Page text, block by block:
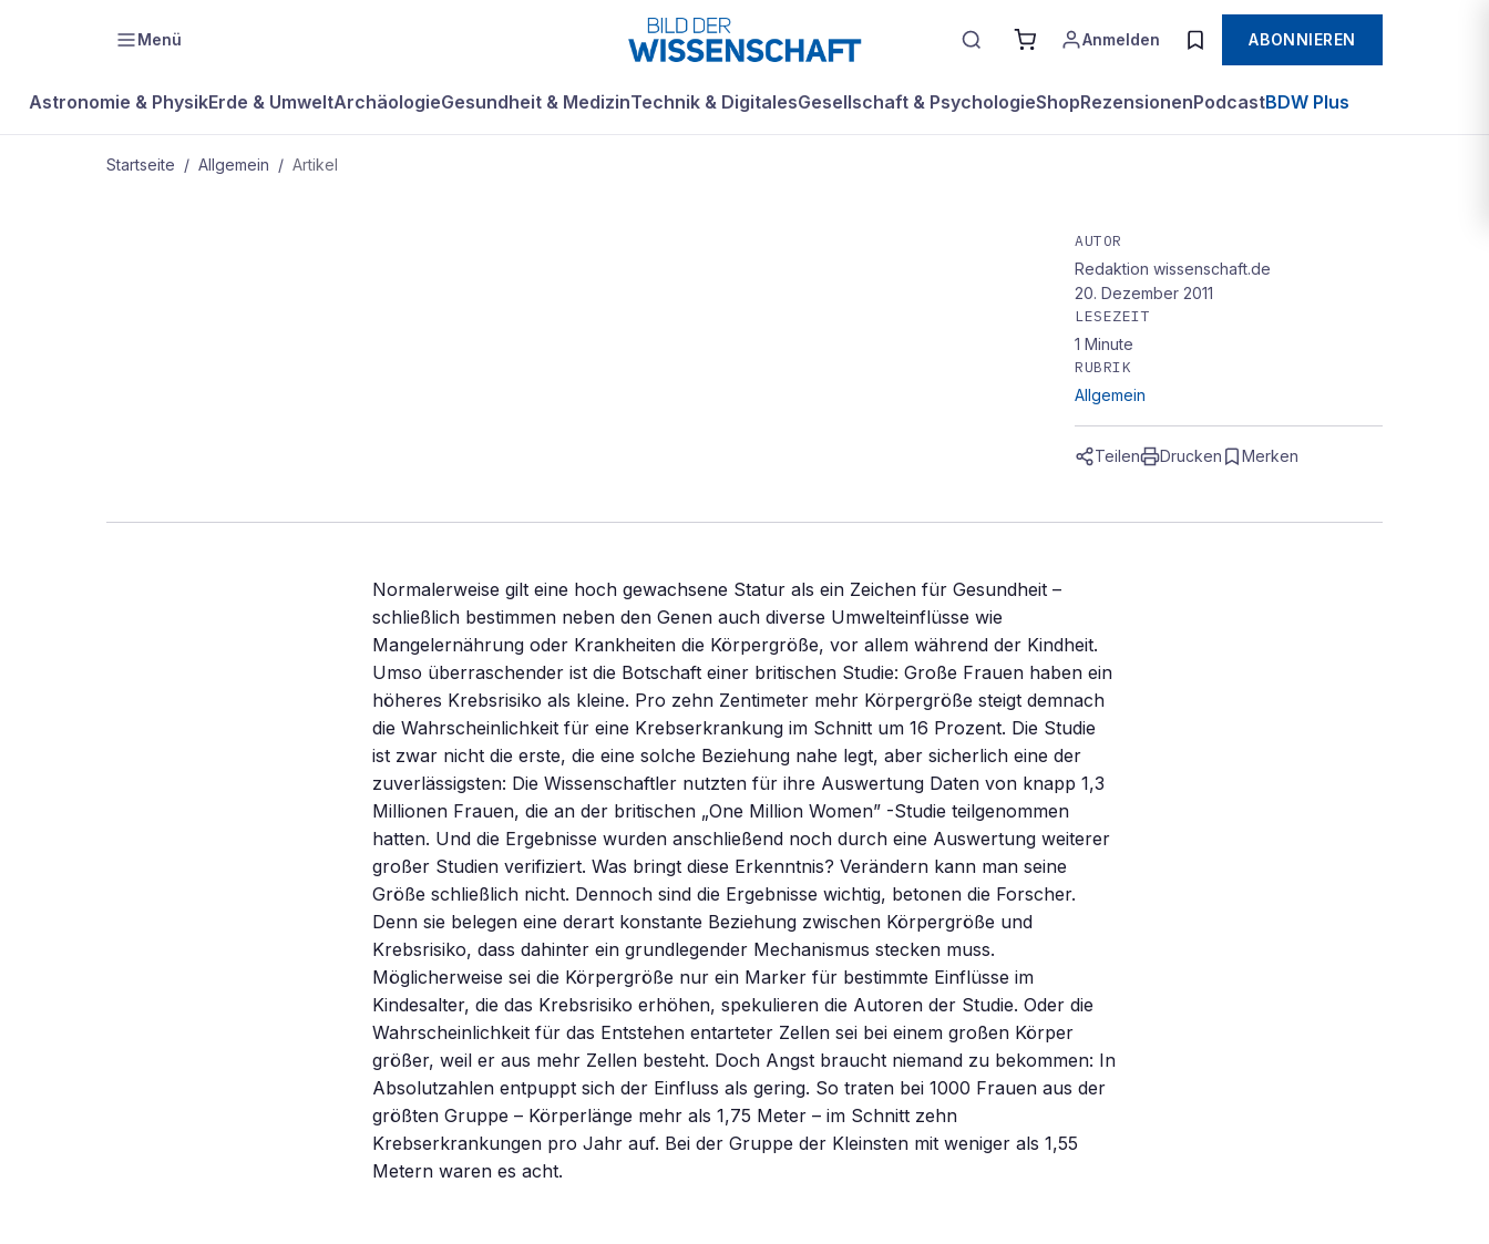
Menü Anmelden ABONNIEREN
Astronomie & PhysikErde & UmweltArchäologieGesundheit & MedizinTechnik & DigitalesGesellschaft & PsychologieShopRezensionenPodcastBDW Plus
Startseite / Allgemein / Artikel
AUTOR
Redaktion wissenschaft.de
20. Dezember 2011
LESEZEIT
1 Minute
RUBRIK
Allgemein
Teilen Drucken Merken
Normalerweise gilt eine hoch gewachsene Statur als ein Zeichen für Gesundheit –
schließlich bestimmen neben den Genen auch diverse Umwelteinflüsse wie
Mangelernährung oder Krankheiten die Körpergröße, vor allem während der Kindheit.
Umso überraschender ist die Botschaft einer britischen Studie: Große Frauen haben ein
höheres Krebsrisiko als kleine. Pro zehn Zentimeter mehr Körpergröße steigt demnach
die Wahrscheinlichkeit für eine Krebserkrankung im Schnitt um 16 Prozent. Die Studie
ist zwar nicht die erste, die eine solche Beziehung nahe legt, aber sicherlich eine der
zuverlässigsten: Die Wissenschaftler nutzten für ihre Auswertung Daten von knapp 1,3
Millionen Frauen, die an der britischen „One Million Women” -Studie teilgenommen
hatten. Und die Ergebnisse wurden anschließend noch durch eine Auswertung weiterer
großer Studien verifiziert. Was bringt diese Erkenntnis? Verändern kann man seine
Größe schließlich nicht. Dennoch sind die Ergebnisse wichtig, betonen die Forscher.
Denn sie belegen eine derart konstante Beziehung zwischen Körpergröße und
Krebsrisiko, dass dahinter ein grundlegender Mechanismus stecken muss.
Möglicherweise sei die Körpergröße nur ein Marker für bestimmte Einflüsse im
Kindesalter, die das Krebsrisiko erhöhen, spekulieren die Autoren der Studie. Oder die
Wahrscheinlichkeit für das Entstehen entarteter Zellen sei bei einem großen Körper
größer, weil er aus mehr Zellen besteht. Doch Angst braucht niemand zu bekommen: In
Absolutzahlen entpuppt sich der Einfluss als gering. So traten bei 1000 Frauen aus der
größten Gruppe – Körperlänge mehr als 1,75 Meter – im Schnitt zehn
Krebserkrankungen pro Jahr auf. Bei der Gruppe der Kleinsten mit weniger als 1,55
Metern waren es acht.